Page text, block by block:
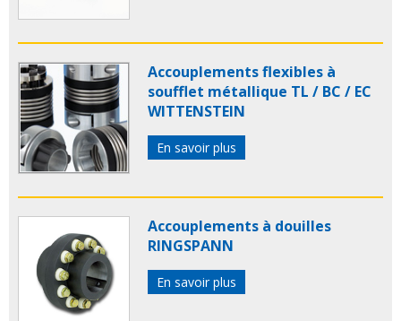
Accouplements flexibles à
soufflet métallique TL / BC / EC
WITTENSTEIN
En savoir plus
Accouplements à douilles
RINGSPANN
En savoir plus